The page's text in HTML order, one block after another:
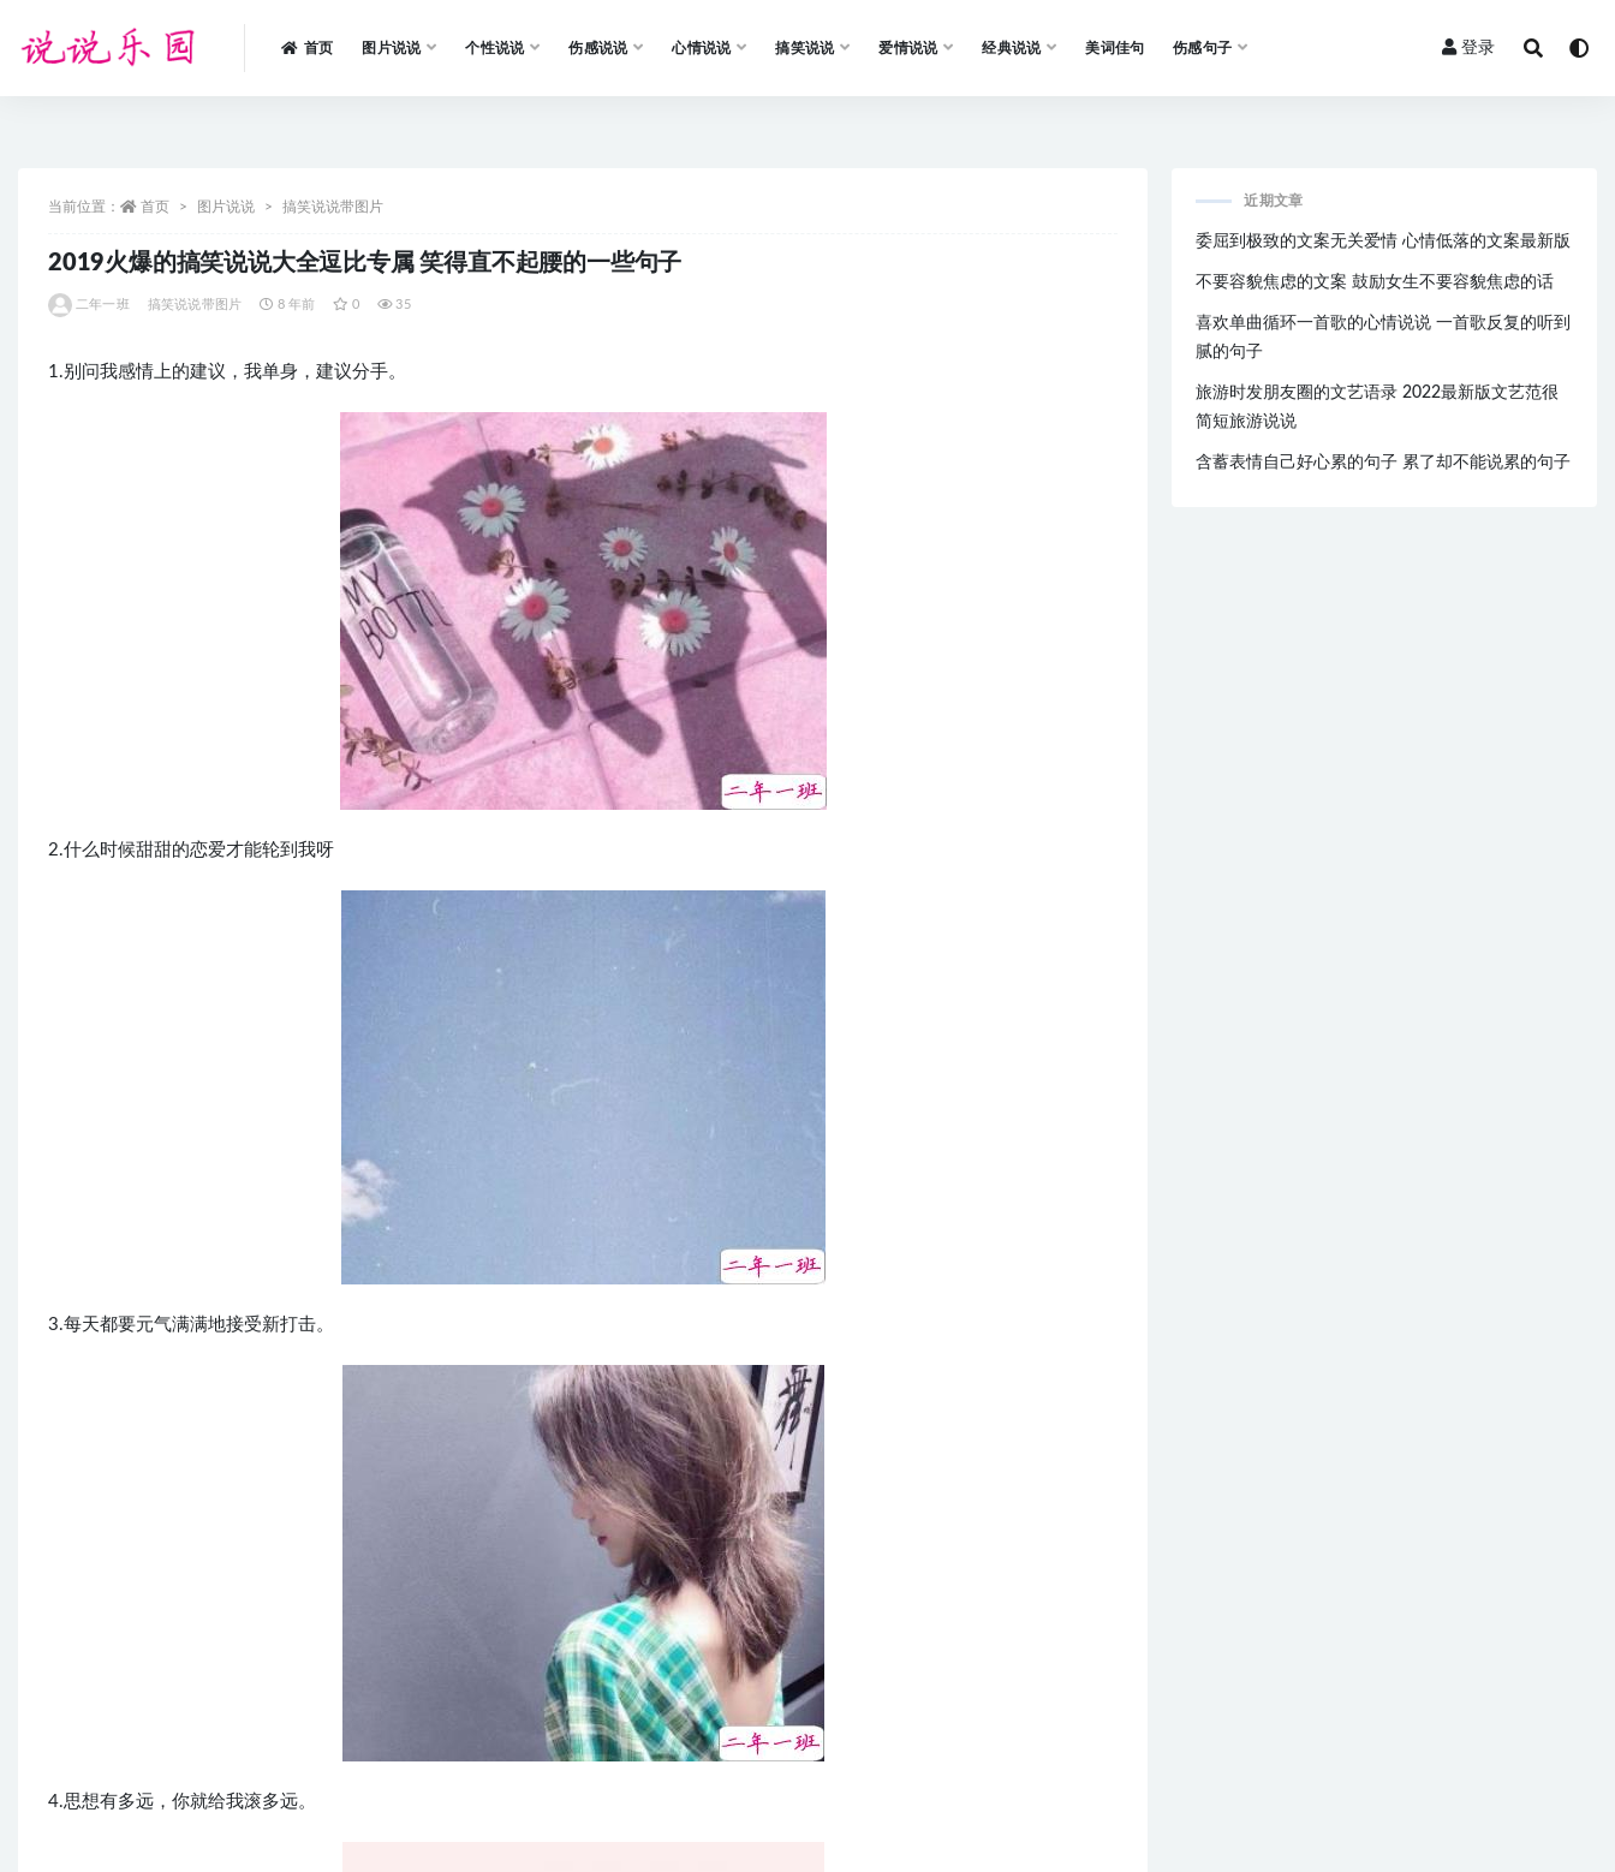
首页 图片说说 个性说说 伤感说说 心情说说 搞笑说说 爱情说说 经典说说 美词佳句 伤感句子 登录
当前位置： 首页 图片说说 搞笑说说带图片
2019火爆的搞笑说说大全逗比专属 笑得直不起腰的一些句子
二年一班 搞笑说说带图片 8 年前 0 35
1.别问我感情上的建议，我单身，建议分手。
2.什么时候甜甜的恋爱才能轮到我呀
3.每天都要元气满满地接受新打击。
4.思想有多远，你就给我滚多远。
近期文章
委屈到极致的文案无关爱情 心情低落的文案最新版
不要容貌焦虑的文案 鼓励女生不要容貌焦虑的话
喜欢单曲循环一首歌的心情说说 一首歌反复的听到
腻的句子
旅游时发朋友圈的文艺语录 2022最新版文艺范很
简短旅游说说
含蓄表情自己好心累的句子 累了却不能说累的句子